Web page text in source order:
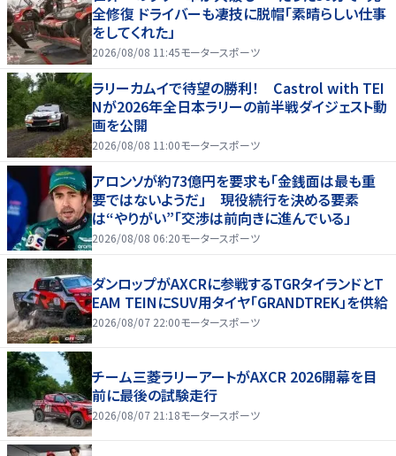
全修復 ドライバーも凄技に脱帽「素晴らしい仕事
をしてくれた」
2026/08/08 11:45モータースポーツ
ラリーカムイで待望の勝利！ Castrol with TEI
Nが2026年全日本ラリーの前半戦ダイジェスト動
画を公開
2026/08/08 11:00モータースポーツ
アロンソが約73億円を要求も「金銭面は最も重
要ではないようだ」 現役続行を決める要素
は“やりがい”「交渉は前向きに進んでいる」
2026/08/08 06:20モータースポーツ
ダンロップがAXCRに参戦するTGRタイランドとT
EAM TEINにSUV用タイヤ「GRANDTREK」を供給
2026/08/07 22:00モータースポーツ
チーム三菱ラリーアートがAXCR 2026開幕を目
前に最後の試験走行
2026/08/07 21:18モータースポーツ